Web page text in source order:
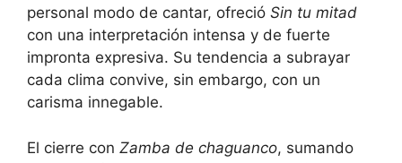
personal modo de cantar, ofreció Sin tu mitad
con una interpretación intensa y de fuerte
impronta expresiva. Su tendencia a subrayar
cada clima convive, sin embargo, con un
carisma innegable.
El cierre con Zamba de chaguanco, sumando